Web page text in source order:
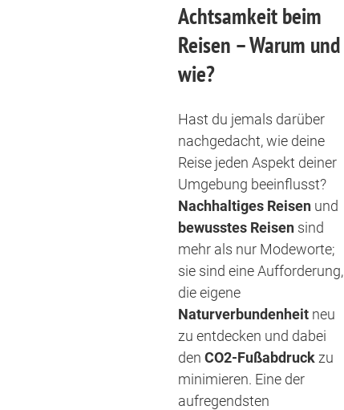
Achtsamkeit beim
Reisen – Warum und
wie?
Hast du jemals darüber
nachgedacht, wie deine
Reise jeden Aspekt deiner
Umgebung beeinflusst?
Nachhaltiges Reisen und
bewusstes Reisen sind
mehr als nur Modeworte;
sie sind eine Aufforderung,
die eigene
Naturverbundenheit neu
zu entdecken und dabei
den CO2-Fußabdruck zu
minimieren. Eine der
aufregendsten